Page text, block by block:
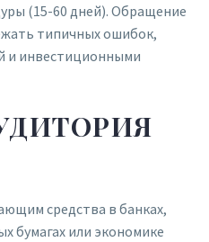
(15-60 дней). Обращение
типичных ошибок,
и инвестиционными
средства в банках,
бумагах или экономике